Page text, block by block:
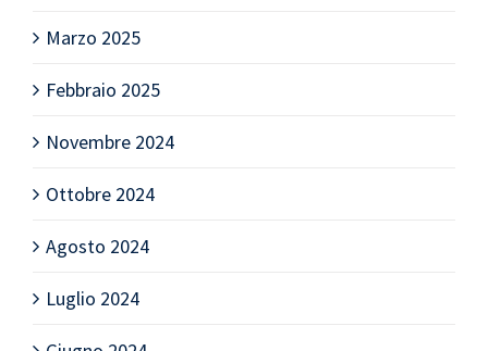
Marzo 2025
Febbraio 2025
Novembre 2024
Ottobre 2024
Agosto 2024
Luglio 2024